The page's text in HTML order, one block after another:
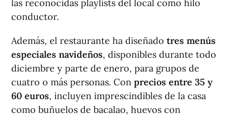
las reconocidas playlists del local como hilo
conductor.
Además, el restaurante ha diseñado tres menús
especiales navideños, disponibles durante todo
diciembre y parte de enero, para grupos de
cuatro o más personas. Con precios entre 35 y
60 euros, incluyen imprescindibles de la casa
como buñuelos de bacalao, huevos con